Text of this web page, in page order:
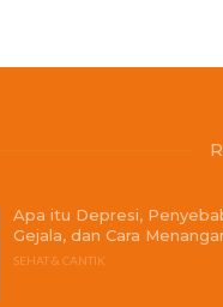
Apa itu Depresi,
Gejala, dan Cara
SEHAT & CANTIK